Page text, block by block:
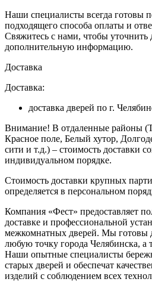
Наши специалисты всегда готовы
подходящего способа оплаты и
Свяжитесь с нами, чтобы уточнить
дополнительную информацию.
Доставка
Доставка:
доставка дверей по г.
Внимание! В отдаленные районы
Красное поле, Белый хутор,
сити и т.д.) – стоимость доставки
индивидуальном порядке.
Стоимость доставки крупных
определяется в персональном
Компания «Фест» предоставляет
доставке и профессиональной
межкомнатных дверей. Мы готовы
любую точку города Челябинска, а
Наши опытные специалисты
старых дверей и обеспечат
изделий с соблюдением всех